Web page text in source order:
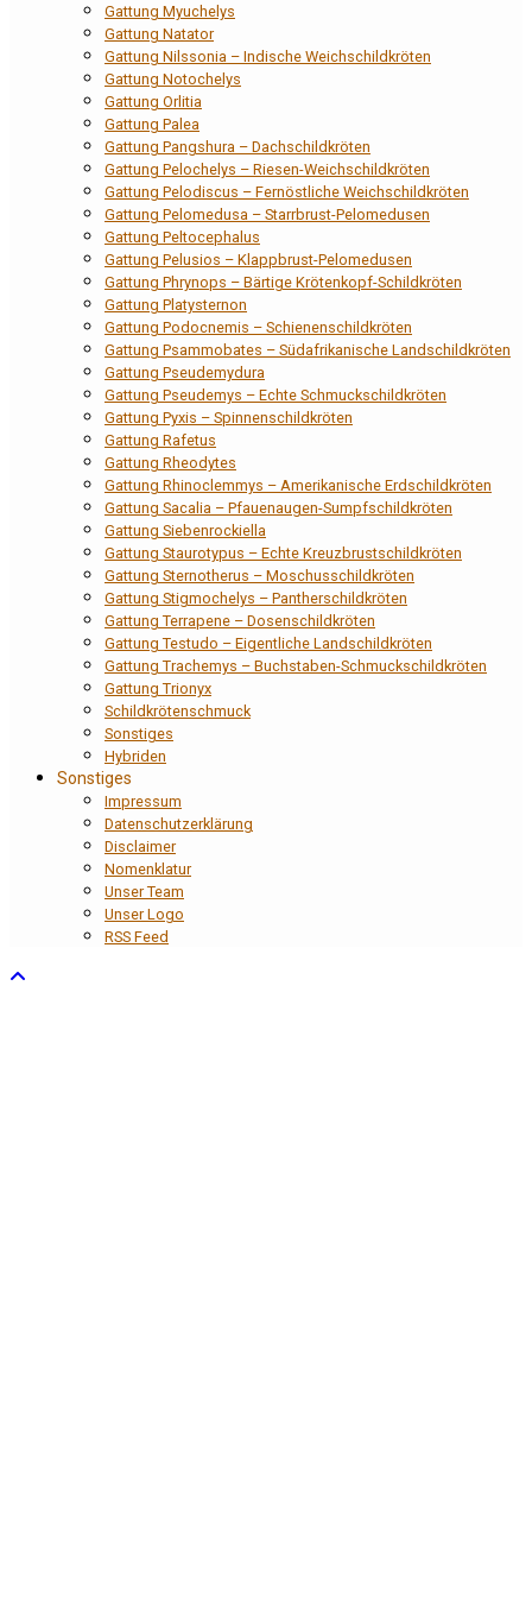
Gattung Myuchelys
Gattung Natator
Gattung Nilssonia – Indische Weichschildkröten
Gattung Notochelys
Gattung Orlitia
Gattung Palea
Gattung Pangshura – Dachschildkröten
Gattung Pelochelys – Riesen-Weichschildkröten
Gattung Pelodiscus – Fernöstliche Weichschildkröten
Gattung Pelomedusa – Starrbrust-Pelomedusen
Gattung Peltocephalus
Gattung Pelusios – Klappbrust-Pelomedusen
Gattung Phrynops – Bärtige Krötenkopf-Schildkröten
Gattung Platysternon
Gattung Podocnemis – Schienenschildkröten
Gattung Psammobates – Südafrikanische Landschildkröten
Gattung Pseudemydura
Gattung Pseudemys – Echte Schmuckschildkröten
Gattung Pyxis – Spinnenschildkröten
Gattung Rafetus
Gattung Rheodytes
Gattung Rhinoclemmys – Amerikanische Erdschildkröten
Gattung Sacalia – Pfauenaugen-Sumpfschildkröten
Gattung Siebenrockiella
Gattung Staurotypus – Echte Kreuzbrustschildkröten
Gattung Sternotherus – Moschusschildkröten
Gattung Stigmochelys – Pantherschildkröten
Gattung Terrapene – Dosenschildkröten
Gattung Testudo – Eigentliche Landschildkröten
Gattung Trachemys – Buchstaben-Schmuckschildkröten
Gattung Trionyx
Schildkrötenschmuck
Sonstiges
Hybriden
Sonstiges
Impressum
Datenschutzerklärung
Disclaimer
Nomenklatur
Unser Team
Unser Logo
RSS Feed